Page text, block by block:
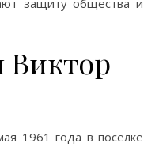
защиту общества и
Виктор
1961 года в поселке